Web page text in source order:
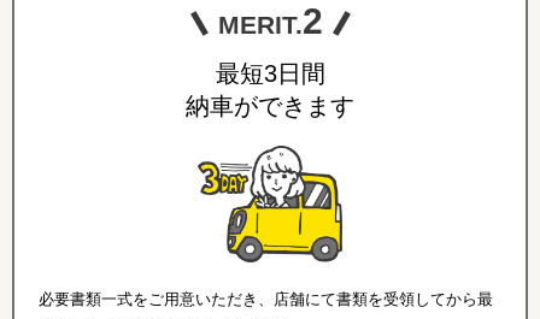
MERIT.2
最短3日間
納車ができます
必要書類一式をご用意いただき、店舗にて書類を受領してから最